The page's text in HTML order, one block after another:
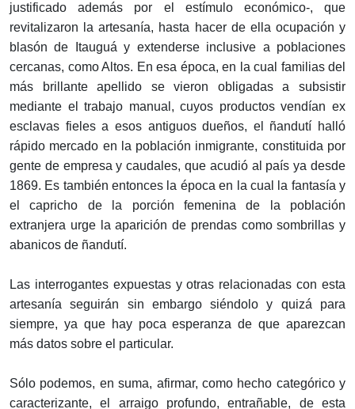
justificado además por el estímulo económico-, que
revitalizaron la artesanía, hasta hacer de ella ocupación y
blasón de Itauguá y extenderse inclusive a poblaciones
cercanas, como Altos. En esa época, en la cual familias del
más brillante apellido se vieron obligadas a subsistir
mediante el trabajo manual, cuyos productos vendían ex
esclavas fieles a esos antiguos dueños, el ñandutí halló
rápido mercado en la población inmigrante, constituida por
gente de empresa y caudales, que acudió al país ya desde
1869. Es también entonces la época en la cual la fantasía y
el capricho de la porción femenina de la población
extranjera urge la aparición de prendas como sombrillas y
abanicos de ñandutí.
Las interrogantes expuestas y otras relacionadas con esta
artesanía seguirán sin embargo siéndolo y quizá para
siempre, ya que hay poca esperanza de que aparezcan
más datos sobre el particular.
Sólo podemos, en suma, afirmar, como hecho categórico y
caracterizante, el arraigo profundo, entrañable, de esta